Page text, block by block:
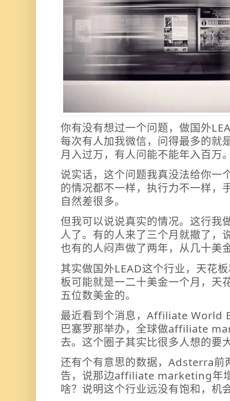
你有没有想过一个问题，做国外
每次有人加我微信，问得最多的就
月入过万，有人问能不能年入百万
说实话，这个问题我真没法给你一
的情况都不一样，执行力不一样，
自然差很多。
但我可以说说真实的情况。这行我
人了。有的人来了三个月就撤了，
也有的人闷声做了两年，从几十美
其实做国外LEAD这个行业，天花
板可能就是一二十美金一个月，天
五位数美金的。
最近看到个消息，Affiliate World
巴塞罗那举办，全球做affiliate
去。这个圈子其实比很多人想的要
还有个有意思的数据，Adsterra前
告，说那边affiliate marketing年
啥？说明这个行业远没有饱和，机